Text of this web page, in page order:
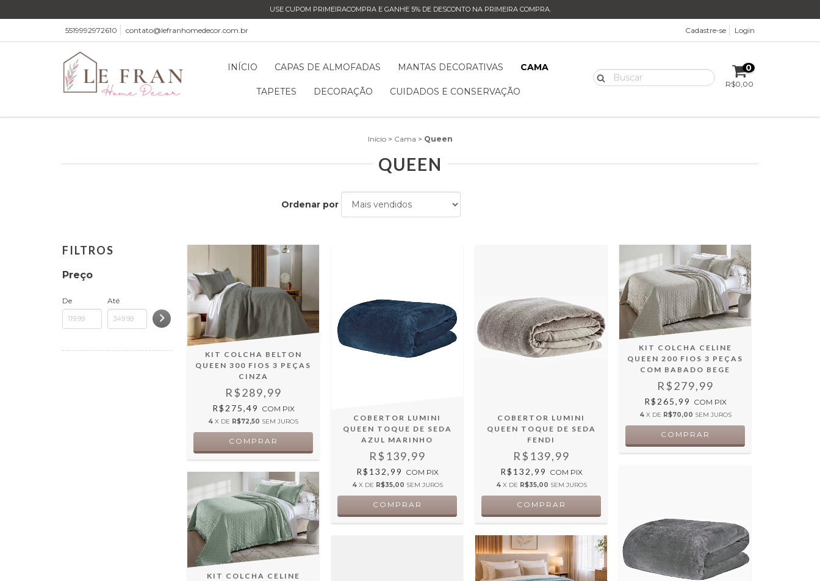
USE CUPOM PRIMEIRACOMPRA E GANHE 5% DE DESCONTO NA PRIMEIRA COMPRA.
5519992972610 contato@lefranhomedecor.com.br Cadastre-se Login
INÍCIO CAPAS DE ALMOFADAS MANTAS DECORATIVAS CAMA
TAPETES DECORAÇÃO CUIDADOS E CONSERVAÇÃO
0
R$0,00
Início > Cama > Queen
QUEEN
Ordenar por
FILTROS
Preço
De Até
KIT COLCHA BELTON
QUEEN 300 FIOS 3 PEÇAS
CINZA
R$289,99
R$275,49 COM PIX
4 X DE R$72,50 SEM JUROS
COBERTOR LUMINI
QUEEN TOQUE DE SEDA
AZUL MARINHO
R$139,99
R$132,99 COM PIX
4 X DE R$35,00 SEM JUROS
COBERTOR LUMINI
QUEEN TOQUE DE SEDA
FENDI
R$139,99
R$132,99 COM PIX
4 X DE R$35,00 SEM JUROS
KIT COLCHA CELINE
QUEEN 200 FIOS 3 PEÇAS
COM BABADO BEGE
R$279,99
R$265,99 COM PIX
4 X DE R$70,00 SEM JUROS
KIT COLCHA CELINE